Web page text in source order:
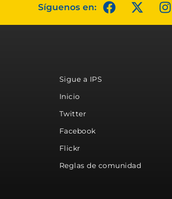
Síguenos en:
Sigue a IPS
Inicio
Twitter
Facebook
Flickr
Reglas de comunidad